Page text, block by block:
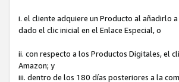
i. el cliente adquiere un Producto al añadirlo
dado el clic inicial en el Enlace Especial, o
ii. con respecto a los Productos Digitales, el
Amazon; y
iii. dentro de los 180 días posteriores a la